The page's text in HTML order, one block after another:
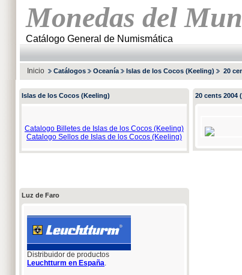
Monedas del
Catálogo General de Numismática
Inicio Catálogos Oceanía Islas de los Cocos (Keeling) 20
Islas de los Cocos (Keeling)
Catalogo Billetes de Islas de los Cocos (Keeling)
Catalogo Sellos de Islas de los Cocos (Keeling)
Luz de Faro
Distribuidor de productos
Leuchtturm en España.
20 cents 2004